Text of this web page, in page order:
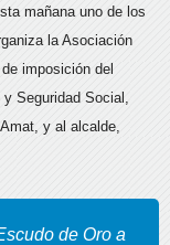
mañana uno de los
la Asociación
imposición del
Seguridad Social,
y al alcalde,
de Oro a